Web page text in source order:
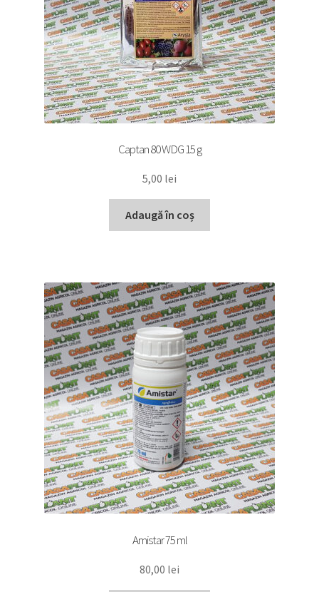
Captan 80 WDG 15 g
5,00 lei
Adaugă în coș
Amistar 75 ml
80,00 lei